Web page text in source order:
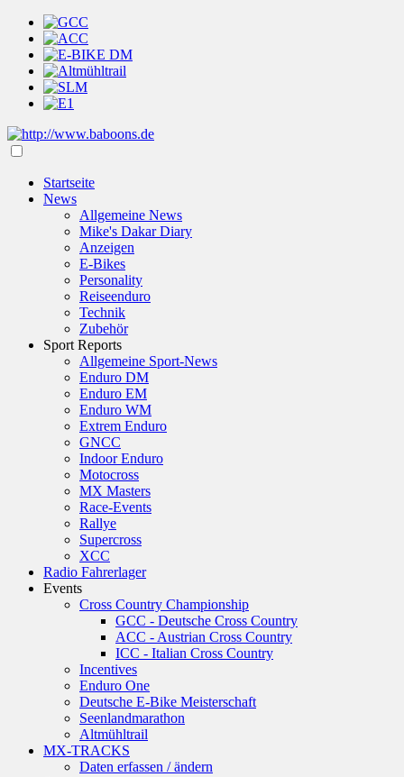
Startseite
News
Allgemeine News
Mike's Dakar Diary
Anzeigen
E-Bikes
Personality
Reiseenduro
Technik
Zubehör
Sport Reports
Allgemeine Sport-News
Enduro DM
Enduro EM
Enduro WM
Extrem Enduro
GNCC
Indoor Enduro
Motocross
MX Masters
Race-Events
Rallye
Supercross
XCC
Radio Fahrerlager
Events
Cross Country Championship
GCC - Deutsche Cross Country
ACC - Austrian Cross Country
ICC - Italian Cross Country
Incentives
Enduro One
Deutsche E-Bike Meisterschaft
Seenlandmarathon
Altmühltrail
MX-TRACKS
Daten erfassen / ändern